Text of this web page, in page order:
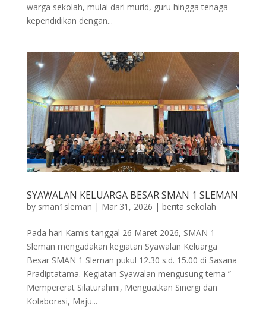
warga sekolah, mulai dari murid, guru hingga tenaga
kependidikan dengan...
SYAWALAN KELUARGA BESAR SMAN 1 SLEMAN
by sman1sleman | Mar 31, 2026 | berita sekolah
Pada hari Kamis tanggal 26 Maret 2026, SMAN 1
Sleman mengadakan kegiatan Syawalan Keluarga
Besar SMAN 1 Sleman pukul 12.30 s.d. 15.00 di Sasana
Pradiptatama. Kegiatan Syawalan mengusung tema ”
Mempererat Silaturahmi, Menguatkan Sinergi dan
Kolaborasi, Maju...